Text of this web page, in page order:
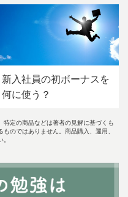
新入社員の初ボーナスを
何に使う？
定の商品などは著者の見解に基づくも
のではありません。商品購入、運用、